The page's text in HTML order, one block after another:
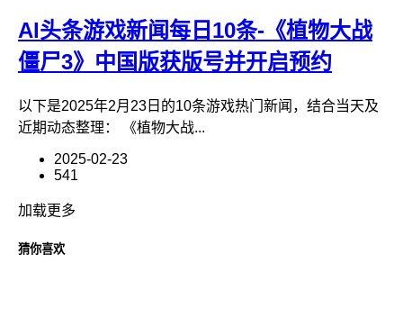
AI头条游戏新闻每日10条-《植物大战
僵尸3》中国版获版号并开启预约
以下是2025年2月23日的10条游戏热门新闻，结合当天及
近期动态整理： 《植物大战...
2025-02-23
541
加载更多
猜你喜欢